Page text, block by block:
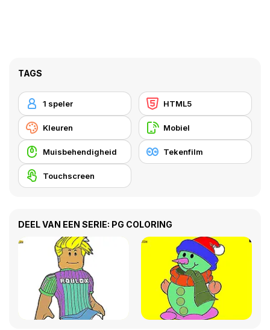
TAGS
1 speler HTML5
Kleuren Mobiel
Muisbehendigheid Tekenfilm
Touchscreen
DEEL VAN EEN SERIE: PG COLORING